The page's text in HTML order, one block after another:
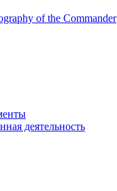
of the Commander
деятельность